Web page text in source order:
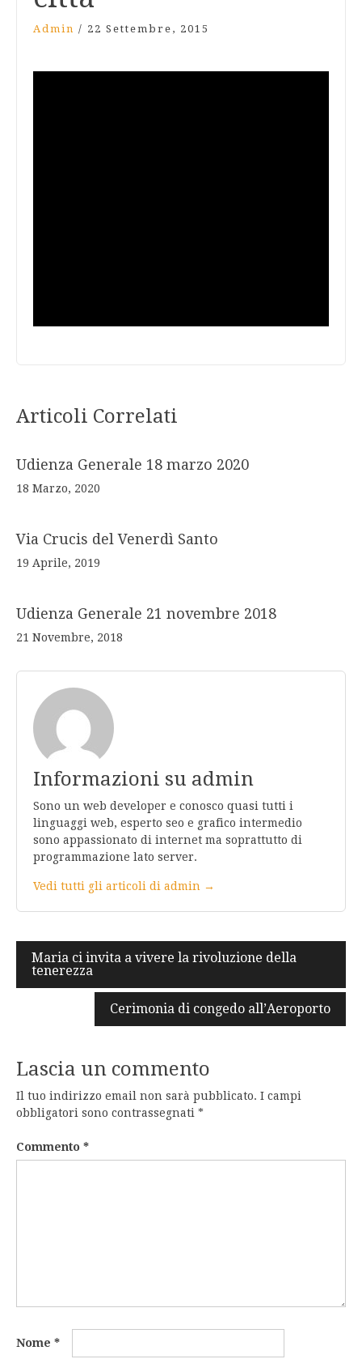
Admin / 22 Settembre, 2015
Articoli Correlati
Udienza Generale 18 marzo 2020
18 Marzo, 2020
Via Crucis del Venerdì Santo
19 Aprile, 2019
Udienza Generale 21 novembre 2018
21 Novembre, 2018
Informazioni su admin
Sono un web developer e conosco quasi tutti i
linguaggi web, esperto seo e grafico intermedio
sono appassionato di internet ma soprattutto di
programmazione lato server.
Vedi tutti gli articoli di admin →
Navigazione
articoli
Maria ci invita a vivere la rivoluzione della
tenerezza
Cerimonia di congedo all’Aeroporto
Lascia un commento
Il tuo indirizzo email non sarà pubblicato. I campi
obbligatori sono contrassegnati *
Commento *
Nome *